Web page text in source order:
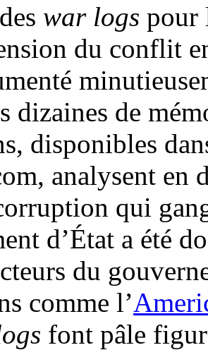
war logs pour
du conflit
dizaines de
disponibles
analysent en
qui
d’État a été
du
comme l’
font pâle